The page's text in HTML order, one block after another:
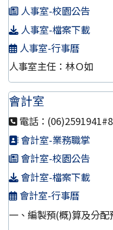
人事室-校園公告
人事室-檔案下載
人事室-行事曆
人事室主任：林Ｏ如
會計室
電話：
會計室-業務職掌
會計室-校園公告
會計室-檔案下載
會計室-行事曆
一、編製預(概)算及分配